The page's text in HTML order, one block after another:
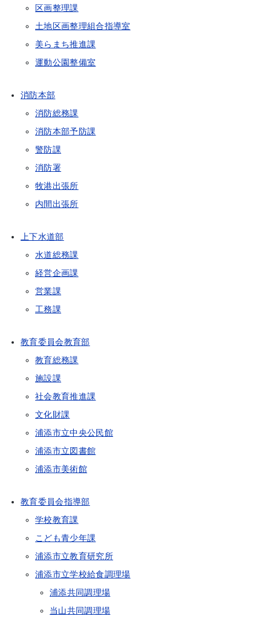
区画整理課
土地区画整理組合指導室
美らまち推進課
運動公園整備室
消防本部
消防総務課
消防本部予防課
警防課
消防署
牧港出張所
内間出張所
上下水道部
水道総務課
経営企画課
営業課
工務課
教育委員会教育部
教育総務課
施設課
社会教育推進課
文化財課
浦添市立中央公民館
浦添市立図書館
浦添市美術館
教育委員会指導部
学校教育課
こども青少年課
浦添市立教育研究所
浦添市立学校給食調理場
浦添共同調理場
当山共同調理場